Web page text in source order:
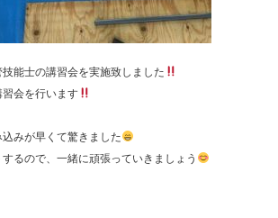
能士の講習会を実施致しました
習会を行います
みが早くて驚きました
るので、一緒に頑張っていきましょう